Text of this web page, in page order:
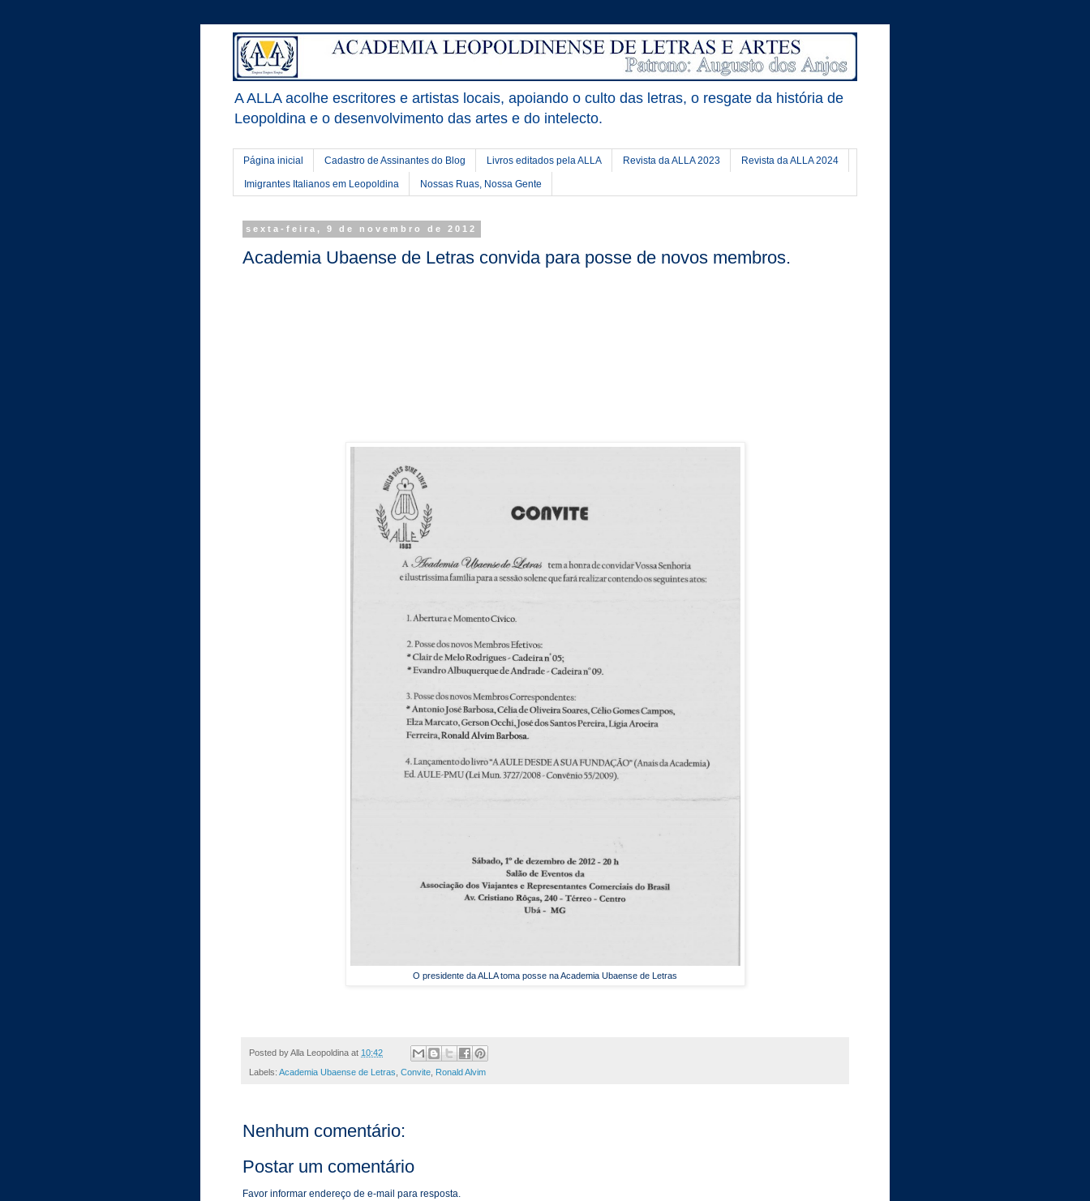
A ALLA acolhe escritores e artistas locais, apoiando o culto das letras, o resgate da história de
Leopoldina e o desenvolvimento das artes e do intelecto.
Página inicial Cadastro de Assinantes do Blog Livros editados pela ALLA Revista da ALLA 2023 Revista da ALLA 2024
Imigrantes Italianos em Leopoldina Nossas Ruas, Nossa Gente
sexta-feira, 9 de novembro de 2012
Academia Ubaense de Letras convida para posse de novos membros.
O presidente da ALLA toma posse na Academia Ubaense de Letras
Posted byAlla Leopoldina at 10:42
Labels: Academia Ubaense de Letras, Convite, Ronald Alvim
Nenhum comentário:
Postar um comentário
Favor informar endereço de e-mail para resposta.